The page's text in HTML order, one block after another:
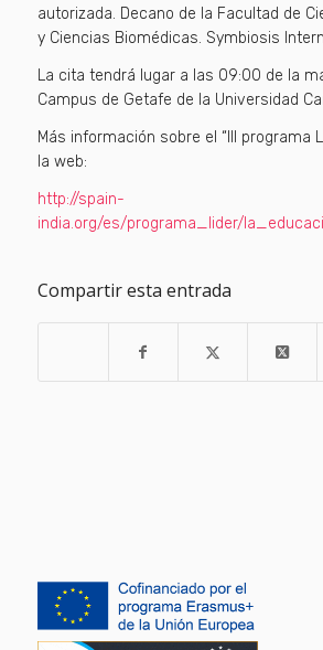
autorizada. Decano de la Facultad de
y Ciencias Biomédicas. Symbiosis
La cita tendrá lugar a las 09:00 de la
Campus de Getafe de la Universidad
Más información sobre el “III programa
la web:
http://spain-
india.org/es/programa_lider/
Compartir esta entrada